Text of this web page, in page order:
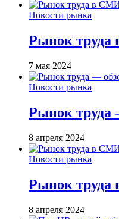
Новости рынка
Рынок труда
7 мая 2024
Новости рынка
Рынок
8 апреля 2024
Новости рынка
Рынок труда
8 апреля 2024